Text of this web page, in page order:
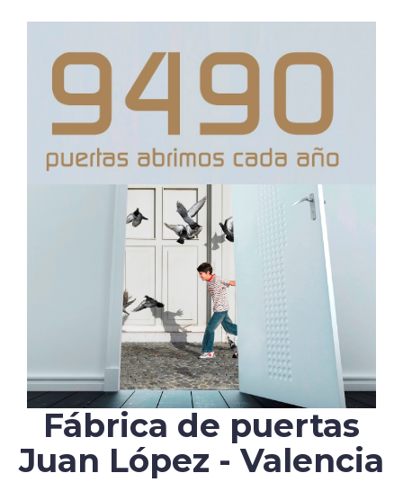
Fábrica de puertas
Juan López - Valencia